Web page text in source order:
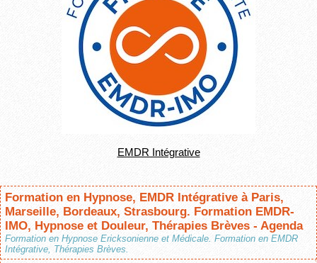
EMDR Intégrative
Formation en Hypnose, EMDR Intégrative à Paris,
Marseille, Bordeaux, Strasbourg. Formation EMDR-
IMO, Hypnose et Douleur, Thérapies Brèves - Agenda
Formation en Hypnose Ericksonienne et Médicale. Formation en EMDR
Intégrative, Thérapies Brèves.